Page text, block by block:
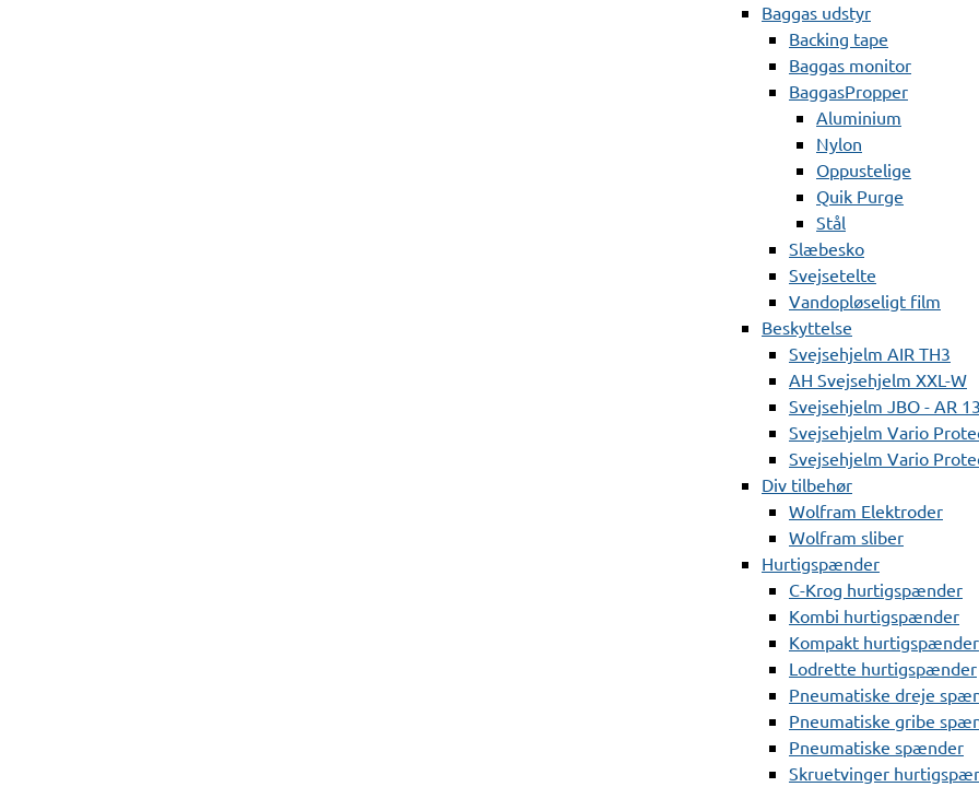
Baggas udstyr
Backing tape
Baggas monitor
BaggasPropper
Aluminium
Nylon
Oppustelige
Quik Purge
Stål
Slæbesko
Svejsetelte
Vandopløseligt film
Beskyttelse
Svejsehjelm AIR TH3
AH Svejsehjelm XXL-W
Svejsehjelm JBO - AR
Svejsehjelm Vario
Svejsehjelm Vario
Div tilbehør
Wolfram Elektroder
Wolfram sliber
Hurtigspænder
C-Krog hurtigspænder
Kombi hurtigspænder
Kompakt hurtigspænder
Lodrette hurtigspænder
Pneumatiske dreje
Pneumatiske gribe
Pneumatiske spænder
Skruetvinger